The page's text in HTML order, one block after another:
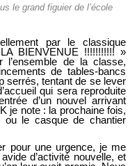
le grand figuier de l’école
par le classique
BIENVENUE !!!!!!!!!!! »
de la classe,
de tables-bancs
serrés, tentant de se lever
qui sera reproduite
d’un nouvel arrivant
je note : la prochaine fois,
ou le casque de chantier
pour une urgence, je me
d’activité nouvelle, et